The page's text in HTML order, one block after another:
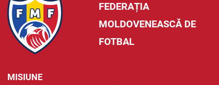
FEDERAȚIA
MOLDOVENEASCĂ DE
FOTBAL
MISIUNE